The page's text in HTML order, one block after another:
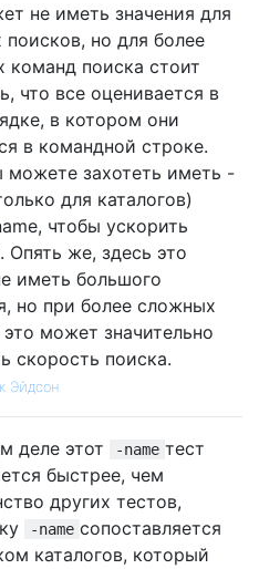
не иметь значения для
поисков, но для более
команд поиска стоит
что все оценивается в
в котором они
в командной строке.
можете захотеть иметь -
для каталогов)
чтобы ускорить
Опять же, здесь это
иметь большого
но при более сложных
это может значительно
скорость поиска.
Эйдсон
деле этот -name тест
быстрее, чем
других тестов,
-name сопоставляется
каталогов, который